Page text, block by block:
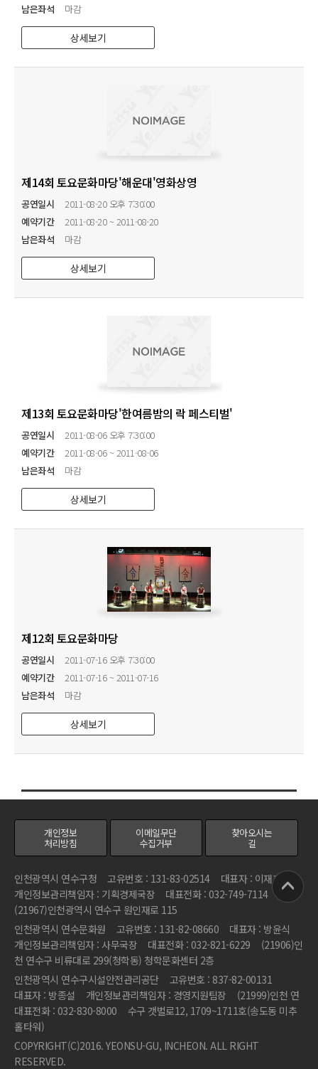
남은좌석
마감
상세보기
제14회 토요문화마당'해운대'영화상영
공연일시
2011-08-20 오후 7:30:00
예약기간
2011-08-20 ~ 2011-08-20
남은좌석
마감
상세보기
제13회 토요문화마당'한여름밤의 락 페스티벌'
공연일시
2011-08-06 오후 7:30:00
예약기간
2011-08-06 ~ 2011-08-06
남은좌석
마감
상세보기
제12회 토요문화마당
공연일시
2011-07-16 오후 7:30:00
예약기간
2011-07-16 ~ 2011-07-16
남은좌석
마감
상세보기
개인정보
처리방침
이메일무단
수집거부
찾아오시는
길
인천광역시 연수구청 고유번호 : 131-83-02514
대표자 : 이재호
개인정보관리책임자 : 기획경제국장
대표전화 : 032-749-7114
(21967)인천광역시 연수구 원인재로 115
인천광역시 연수문화원
고유번호 : 131-82-08660
대표자 : 방윤식
개인정보관리책임자 : 사무국장
대표전화 : 032-821-6229
(21906)인
천 연수구 비류대로 299(청학동) 청학문화센터 2층
인천광역시 연수구시설안전관리공단
고유번호 : 837-82-00131
대표자 : 방종설
개인정보관리책임자 : 경영지원팀장
대표전화 : 032-830-8000
(21999)인천 연
수구 갯벌로12, 1709~1711호(송도동 미추
홀타워)
COPYRIGHT(C)2016. YEONSU-GU, INCHEON. ALL RIGHT
RESERVED.